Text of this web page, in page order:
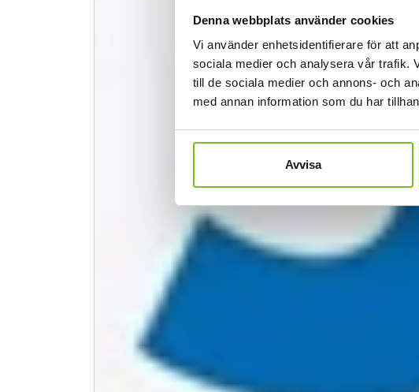
Denna webbplats använder cookies
Vi använder enhetsidentifierare för att
sociala medier och analysera vår trafik.
till de sociala medier och annons- och
med annan information som du har
Avvisa